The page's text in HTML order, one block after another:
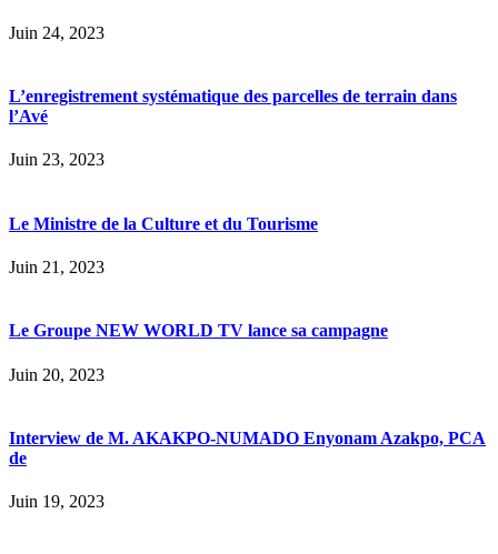
Juin 24, 2023
L’enregistrement systématique des parcelles de terrain dans
l’Avé
Juin 23, 2023
Le Ministre de la Culture et du Tourisme
Juin 21, 2023
Le Groupe NEW WORLD TV lance sa campagne
Juin 20, 2023
Interview de M. AKAKPO-NUMADO Enyonam Azakpo, PCA
de
Juin 19, 2023